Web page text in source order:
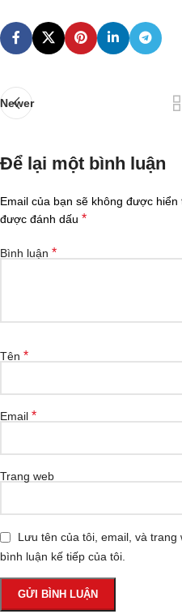
Newer
Để lại một bình luận
Email của bạn sẽ không được hiển
được đánh dấu *
Bình luận *
Tên *
Email *
Trang web
Lưu tên của tôi, email, và
bình luận kế tiếp của tôi.